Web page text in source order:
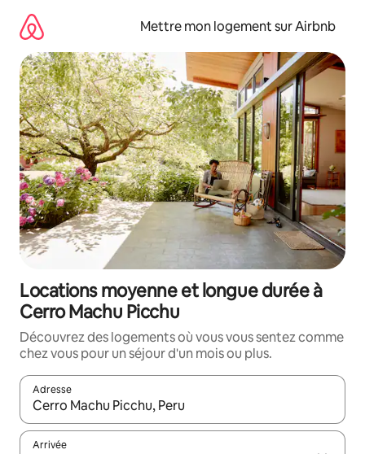
directement
contenu
Mettre mon logement sur Airbnb
Locations moyenne et longue durée à
Cerro Machu Picchu
Découvrez des logements où vous vous sentez comme
chez vous pour un séjour d'un mois ou plus.
Adresse
Lorsque les résultats s'affichent, utilisez les flèches vers le
Arrivée